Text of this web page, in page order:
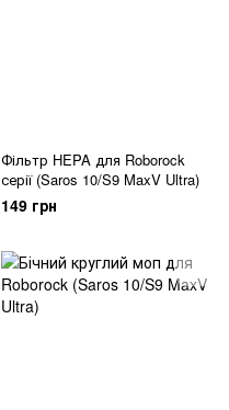
Фільтр HEPA для Roborock
серії (Saros 10/S9 MaxV Ultra)
149 грн